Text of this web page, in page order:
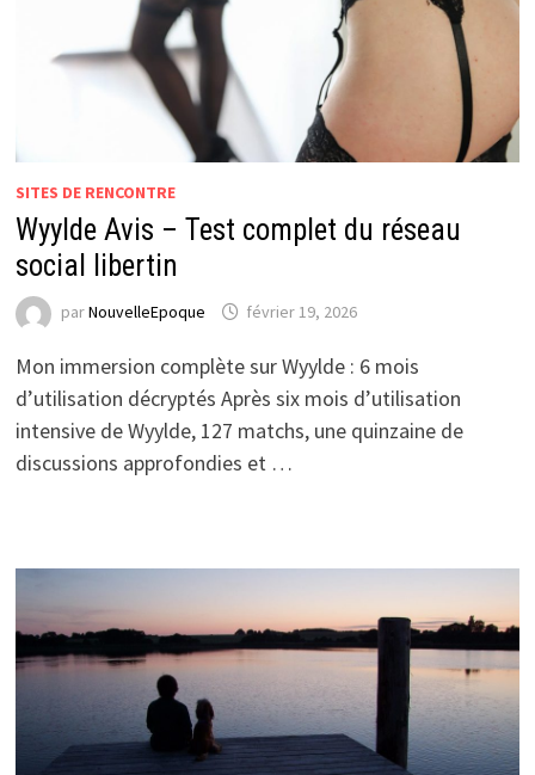
SITES DE RENCONTRE
Wyylde Avis – Test complet du réseau
social libertin
parNouvelleEpoque février 19, 2026
Mon immersion complète sur Wyylde : 6 mois
d’utilisation décryptés Après six mois d’utilisation
intensive de Wyylde, 127 matchs, une quinzaine de
discussions approfondies et …